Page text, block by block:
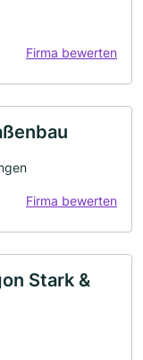
Firma bewerten
Firma bewerten
Stark &